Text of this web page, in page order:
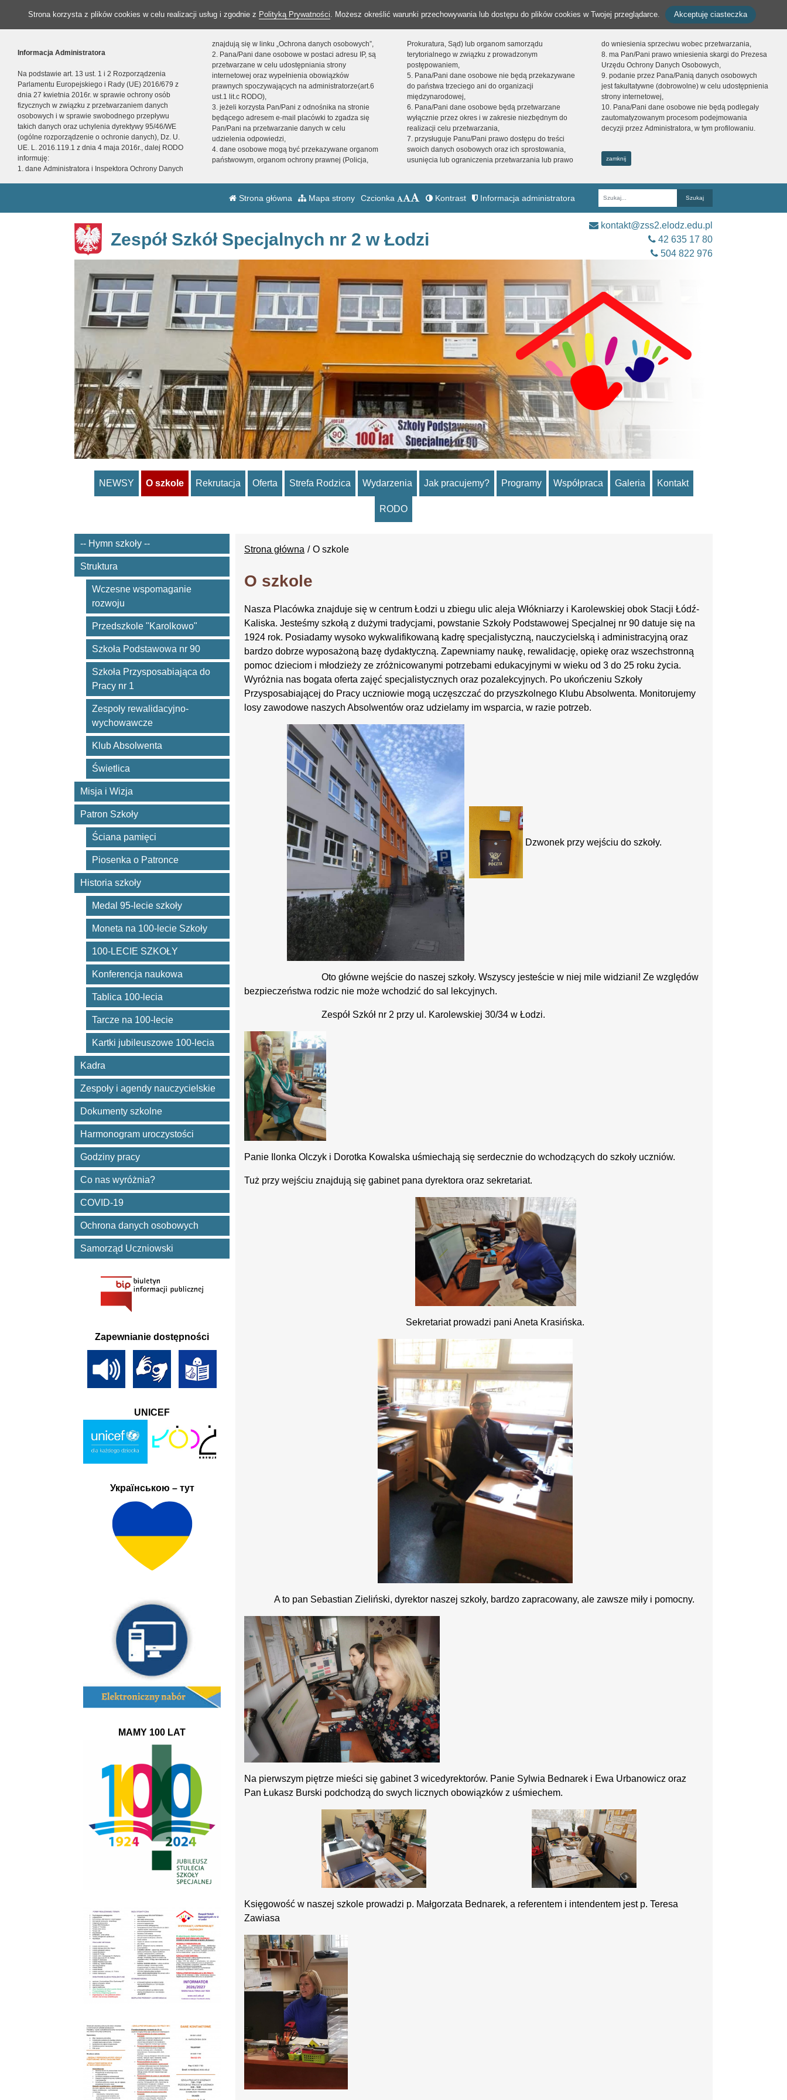
Strona korzysta z plików cookies w celu realizacji usług i zgodnie z Polityką Prywatności. Możesz określić warunki przechowywania lub dostępu do plików cookies w Twojej przeglądarce. Akceptuję ciasteczka
Informacja Administratora
Na podstawie art. 13 ust. 1 i 2 Rozporządzenia
Parlamentu Europejskiego i Rady (UE) 2016/679 z
dnia 27 kwietnia 2016r. w sprawie ochrony osób
fizycznych w związku z przetwarzaniem danych
osobowych i w sprawie swobodnego przepływu
takich danych oraz uchylenia dyrektywy 95/46/WE
(ogólne rozporządzenie o ochronie danych), Dz. U.
UE. L. 2016.119.1 z dnia 4 maja 2016r., dalej RODO
informuję:
1. dane Administratora i Inspektora Ochrony Danych
znajdują się w linku „Ochrona danych osobowych”,
2. Pana/Pani dane osobowe w postaci adresu IP, są
przetwarzane w celu udostępniania strony
internetowej oraz wypełnienia obowiązków
prawnych spoczywających na administratorze(art.6
ust.1 lit.c RODO),
3. jeżeli korzysta Pan/Pani z odnośnika na stronie
będącego adresem e-mail placówki to zgadza się
Pan/Pani na przetwarzanie danych w celu
udzielenia odpowiedzi,
4. dane osobowe mogą być przekazywane organom
państwowym, organom ochrony prawnej (Policja,
Prokuratura, Sąd) lub organom samorządu
terytorialnego w związku z prowadzonym
postępowaniem,
5. Pana/Pani dane osobowe nie będą przekazywane
do państwa trzeciego ani do organizacji
międzynarodowej,
6. Pana/Pani dane osobowe będą przetwarzane
wyłącznie przez okres i w zakresie niezbędnym do
realizacji celu przetwarzania,
7. przysługuje Panu/Pani prawo dostępu do treści
swoich danych osobowych oraz ich sprostowania,
usunięcia lub ograniczenia przetwarzania lub prawo
do wniesienia sprzeciwu wobec przetwarzania,
8. ma Pan/Pani prawo wniesienia skargi do Prezesa
Urzędu Ochrony Danych Osobowych,
9. podanie przez Pana/Panią danych osobowych
jest fakultatywne (dobrowolne) w celu udostępnienia
strony internetowej,
10. Pana/Pani dane osobowe nie będą podlegały
zautomatyzowanym procesom podejmowania
decyzji przez Administratora, w tym profilowaniu.
zamknij
Strona główna Mapa strony Czcionka Kontrast Informacja administratora
Fraza
Zespół Szkół Specjalnych nr 2 w Łodzi
kontakt@zss2.elodz.edu.pl
42 635 17 80
504 822 976
NEWSY O szkole Rekrutacja Oferta Strefa Rodzica Wydarzenia Jak pracujemy? Programy Współpraca Galeria Kontakt
RODO
Strona główna O szkole
O szkole
Nasza Placówka znajduje się w centrum Łodzi u zbiegu ulic aleja Włókniarzy i Karolewskiej obok Stacji Łódź-
Kaliska. Jesteśmy szkołą z dużymi tradycjami, powstanie Szkoły Podstawowej Specjalnej nr 90 datuje się na
1924 rok. Posiadamy wysoko wykwalifikowaną kadrę specjalistyczną, nauczycielską i administracyjną oraz
bardzo dobrze wyposażoną bazę dydaktyczną. Zapewniamy naukę, rewalidację, opiekę oraz wszechstronną
pomoc dzieciom i młodzieży ze zróżnicowanymi potrzebami edukacyjnymi w wieku od 3 do 25 roku życia.
Wyróżnia nas bogata oferta zajęć specjalistycznych oraz pozalekcyjnych. Po ukończeniu Szkoły
Przysposabiającej do Pracy uczniowie mogą uczęszczać do przyszkolnego Klubu Absolwenta. Monitorujemy
losy zawodowe naszych Absolwentów oraz udzielamy im wsparcia, w razie potrzeb.
Dzwonek przy wejściu do szkoły.
Oto główne wejście do naszej szkoły. Wszyscy jesteście w niej mile widziani! Ze względów
bezpieczeństwa rodzic nie może wchodzić do sal lekcyjnych.
Zespół Szkół nr 2 przy ul. Karolewskiej 30/34 w Łodzi.
Panie Ilonka Olczyk i Dorotka Kowalska uśmiechają się serdecznie do wchodzących do szkoły uczniów.
Tuż przy wejściu znajdują się gabinet pana dyrektora oraz sekretariat.
Sekretariat prowadzi pani Aneta Krasińska.
A to pan Sebastian Zieliński, dyrektor naszej szkoły, bardzo zapracowany, ale zawsze miły i pomocny.
Na pierwszym piętrze mieści się gabinet 3 wicedyrektorów. Panie Sylwia Bednarek i Ewa Urbanowicz oraz
Pan Łukasz Burski podchodzą do swych licznych obowiązków z uśmiechem.
Księgowość w naszej szkole prowadzi p. Małgorzata Bednarek, a referentem i intendentem jest p. Teresa
Zawiasa
-- Hymn szkoły --
Struktura
Wczesne wspomaganie
rozwoju
Przedszkole "Karolkowo"
Szkoła Podstawowa nr 90
Szkoła Przysposabiająca do
Pracy nr 1
Zespoły rewalidacyjno-
wychowawcze
Klub Absolwenta
Świetlica
Misja i Wizja
Patron Szkoły
Ściana pamięci
Piosenka o Patronce
Historia szkoły
Medal 95-lecie szkoły
Moneta na 100-lecie Szkoły
100-LECIE SZKOŁY
Konferencja naukowa
Tablica 100-lecia
Tarcze na 100-lecie
Kartki jubileuszowe 100-lecia
Kadra
Zespoły i agendy nauczycielskie
Dokumenty szkolne
Harmonogram uroczystości
Godziny pracy
Co nas wyróżnia?
COVID-19
Ochrona danych osobowych
Samorząd Uczniowski
Zapewnianie dostępności
UNICEF
Українською – тут
MAMY 100 LAT